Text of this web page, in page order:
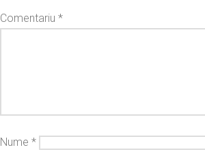
Comentariu *
Nume *